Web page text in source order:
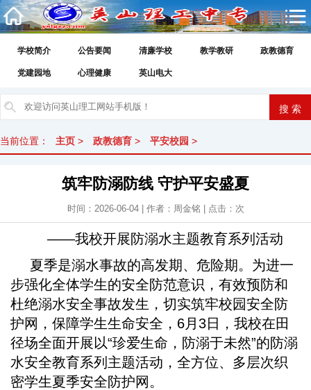
学校简介 公告要闻 清廉学校 教学教研 政教德育
党建园地 心理健康 英山电大
当前位置： 主页 > 政教德育 > 平安校园 >
筑牢防溺防线 守护平安盛夏
时间：2026-06-04 | 作者：周金铭 | 点击： 次
——我校开展防溺水主题教育系列活动
夏季是溺水事故的高发期、危险期。为进一
步强化全体学生的安全防范意识，有效预防和
杜绝溺水安全事故发生，切实筑牢校园安全防
护网，保障学生生命安全，6月3日，我校在田
径场全面开展以“珍爱生命，防溺于未然”的防溺
水安全教育系列主题活动，全方位、多层次织
密学生夏季安全防护网。